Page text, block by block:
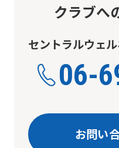
クラブへ
セントラルウェ
06-
お問い